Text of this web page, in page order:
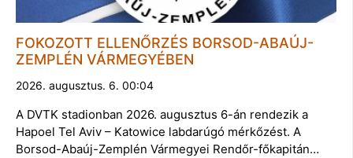
FOKOZOTT ELLENŐRZÉS BORSOD-ABAÚJ-
ZEMPLÉN VÁRMEGYÉBEN
2026. augusztus. 6. 00:04
A DVTK stadionban 2026. augusztus 6-án rendezik a
Hapoel Tel Aviv – Katowice labdarúgó mérkőzést. A
Borsod-Abaúj-Zemplén Vármegyei Rendőr-főkapitán…